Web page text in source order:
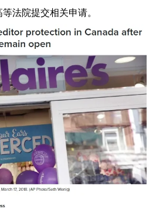
法院提交相关申请。